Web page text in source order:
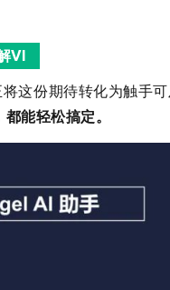
VI
这份期待转化为触手可
都能轻松搞定。